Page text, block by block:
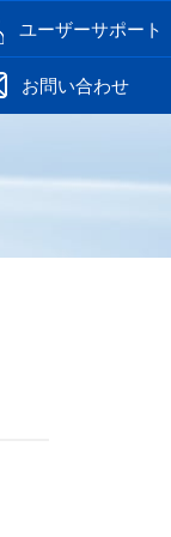
ユーザーサポート
お問い合わせ